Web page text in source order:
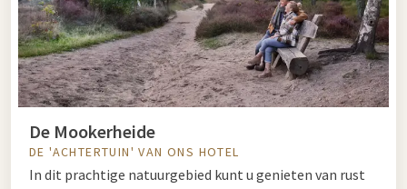
De Mookerheide
DE 'ACHTERTUIN' VAN ONS HOTEL
In dit prachtige natuurgebied kunt u genieten van rust